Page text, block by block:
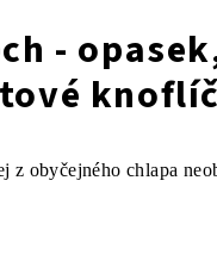
-
z obyčejného chlapa